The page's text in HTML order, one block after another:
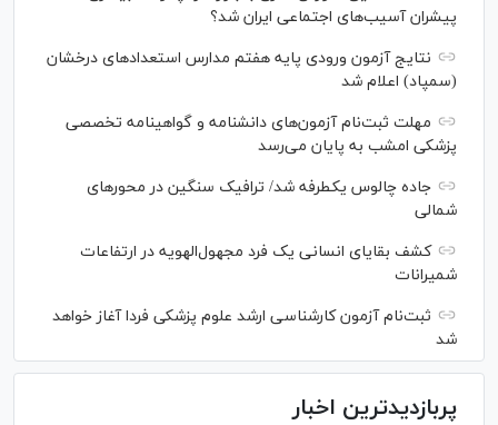
پیشران آسیب‌های اجتماعی ایران شد؟
نتایج آزمون ورودی پایه هفتم مدارس استعدادهای درخشان
(سمپاد) اعلام شد
مهلت ثبت‌نام آزمون‌های دانشنامه و گواهینامه تخصصی
پزشکی امشب به پایان می‌رسد
جاده چالوس یکطرفه شد/ ترافیک سنگین در محورهای
شمالی
کشف بقایای انسانی یک فرد مجهول‌الهویه در ارتفاعات
شمیرانات
ثبت‌نام آزمون کارشناسی ارشد علوم پزشکی فردا آغاز خواهد
شد
پربازدیدترین اخبار